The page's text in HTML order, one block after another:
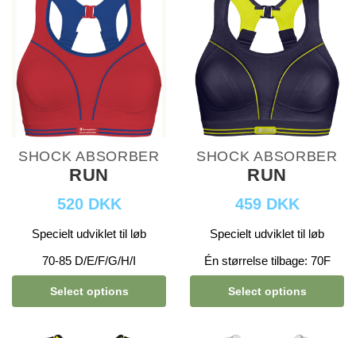
SHOCK ABSORBER
RUN
520 DKK
Specielt udviklet til løb
70-85 D/E/F/G/H/I
Select options
SHOCK ABSORBER
RUN
459 DKK
Specielt udviklet til løb
Én størrelse tilbage: 70F
Select options